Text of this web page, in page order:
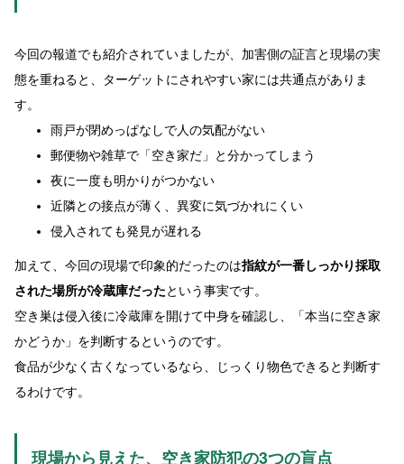
今回の報道でも紹介されていましたが、加害側の証言と現場の実
態を重ねると、ターゲットにされやすい家には共通点がありま
す。
雨戸が閉めっぱなしで人の気配がない
郵便物や雑草で「空き家だ」と分かってしまう
夜に一度も明かりがつかない
近隣との接点が薄く、異変に気づかれにくい
侵入されても発見が遅れる
加えて、今回の現場で印象的だったのは指紋が一番しっかり採取
された場所が冷蔵庫だったという事実です。
空き巣は侵入後に冷蔵庫を開けて中身を確認し、「本当に空き家
かどうか」を判断するというのです。
食品が少なく古くなっているなら、じっくり物色できると判断す
るわけです。
現場から見えた、空き家防犯の3つの盲点